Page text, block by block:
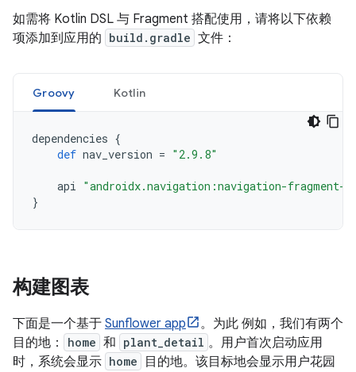
如需将 Kotlin DSL 与 Fragment 搭配使用，请将以下依赖
项添加到应用的 build.gradle 文件：
Groovy Kotlin
dependencies {
def nav_version = "2.9.8"
api "androidx.navigation:navigation-fragment-
}
构建图表
下面是一个基于 Sunflower app
。为此 例如，我们有两个
目的地：
home 和 plant_detail 。用户首次启动应用
时，系统会显示 home
目的地。该目标地会显示用户花园